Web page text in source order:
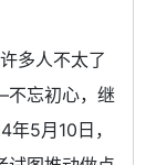
多人不太了
忘初心，继
年5月10日，